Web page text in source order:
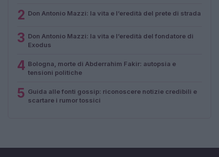
2 Don Antonio Mazzi: la vita e l’eredità del prete di strada
3 Don Antonio Mazzi: la vita e l’eredità del fondatore di
Exodus
4 Bologna, morte di Abderrahim Fakir: autopsia e
tensioni politiche
5 Guida alle fonti gossip: riconoscere notizie credibili e
scartare i rumor tossici